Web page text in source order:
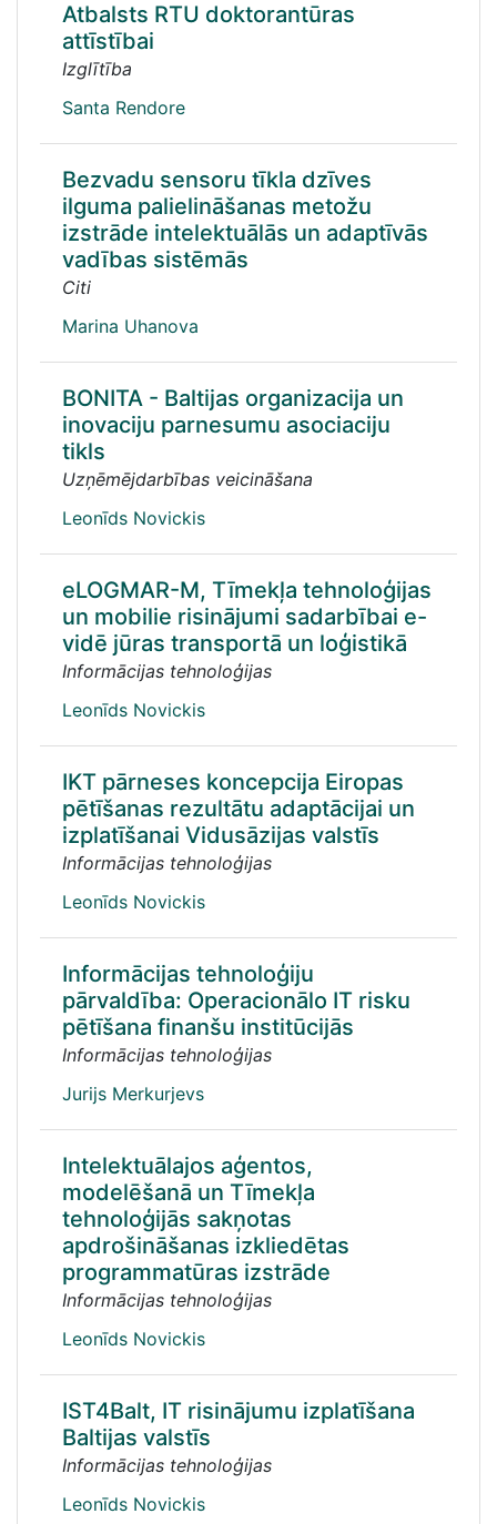
Atbalsts RTU doktorantūras
attīstībai
Izglītība
Santa Rendore
Bezvadu sensoru tīkla dzīves
ilguma palielināšanas metožu
izstrāde intelektuālās un adaptīvās
vadības sistēmās
Citi
Marina Uhanova
BONITA - Baltijas organizacija un
inovaciju parnesumu asociaciju
tikls
Uzņēmējdarbības veicināšana
Leonīds Novickis
eLOGMAR-M, Tīmekļa tehnoloģijas
un mobilie risinājumi sadarbībai e-
vidē jūras transportā un loģistikā
Informācijas tehnoloģijas
Leonīds Novickis
IKT pārneses koncepcija Eiropas
pētīšanas rezultātu adaptācijai un
izplatīšanai Vidusāzijas valstīs
Informācijas tehnoloģijas
Leonīds Novickis
Informācijas tehnoloģiju
pārvaldība: Operacionālo IT risku
pētīšana finanšu institūcijās
Informācijas tehnoloģijas
Jurijs Merkurjevs
Intelektuālajos aģentos,
modelēšanā un Tīmekļa
tehnoloģijās sakņotas
apdrošināšanas izkliedētas
programmatūras izstrāde
Informācijas tehnoloģijas
Leonīds Novickis
IST4Balt, IT risinājumu izplatīšana
Baltijas valstīs
Informācijas tehnoloģijas
Leonīds Novickis